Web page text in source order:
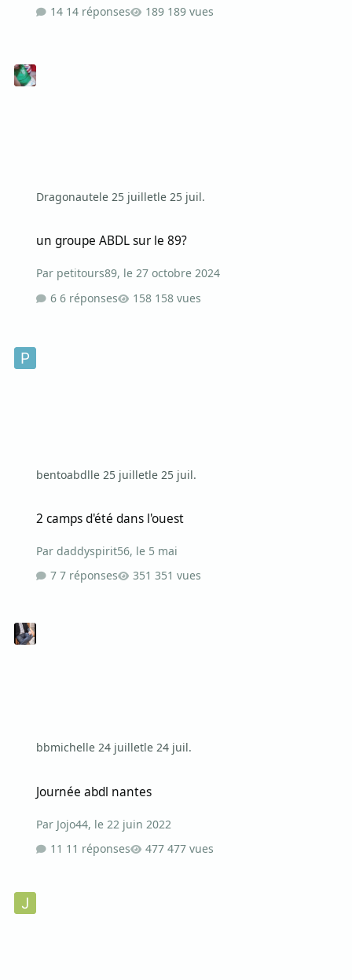
14 réponses
189 vues
Dragonautele 25 juilletle 25 juil.
un groupe ABDL sur le 89?
Par petitours89, le 27 octobre 2024
6 réponses
158 vues
bentoabdlle 25 juilletle 25 juil.
2 camps d'été dans l'ouest
Pardaddyspirit56, le 5 mai
7 réponses
351 vues
bbmichelle 24 juilletle 24 juil.
Journée abdl nantes
Par Jojo44, le 22 juin 2022
11 réponses
477 vues